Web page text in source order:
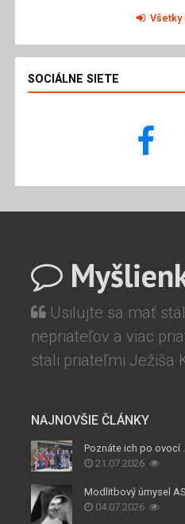
Všetky
SOCIÁLNE SIETE
Usilujte sa mať
nepriateľov a viac
stali priateľmi Ježiša
NAJNOVŠIE ČLÁNKY
Poznáte ich po ovocí
21.07.2026
Modlitbový úmysel
04.07.2026